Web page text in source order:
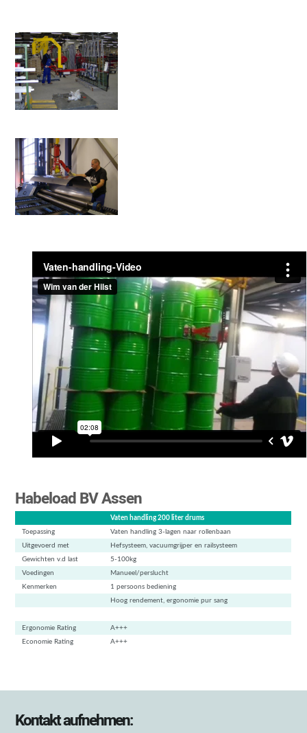
Habeload BV Assen
Vaten handling 200 liter drums
Toepassing
Vaten handling 3-lagen naar rollenbaan
Uitgevoerd met
Hefsysteem, vacuumgrijper en railsysteem
Gewichten v.d last
5-100kg
Voedingen
Manueel/perslucht
Kenmerken
1 persoons bediening
Hoog rendement, ergonomie pur sang
Ergonomie Rating
A+++
Economie Rating
A+++
Kontakt aufnehmen: